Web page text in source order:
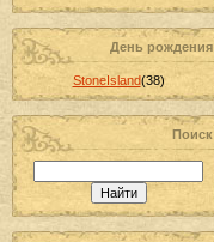
День рождения
StoneIsland(38)
Поиск